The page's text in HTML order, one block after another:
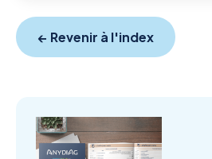
← Revenir à l'index